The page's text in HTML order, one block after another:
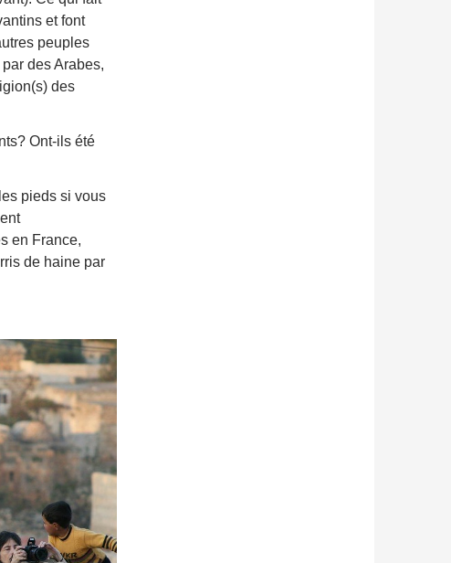
et font
peuples
des Arabes,
des
Ont-ils été
pieds si vous
en France,
de haine par